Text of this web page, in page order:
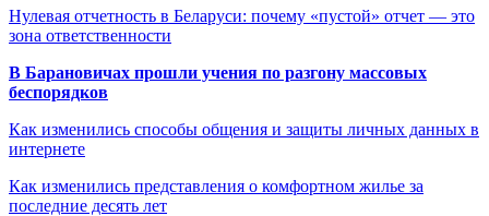
Нулевая отчетность в Беларуси: почему «пустой» отчет — это
зона ответственности
В Барановичах прошли учения по разгону массовых
беспорядков
Как изменились способы общения и защиты личных данных в
интернете
Как изменились представления о комфортном жилье за
последние десять лет